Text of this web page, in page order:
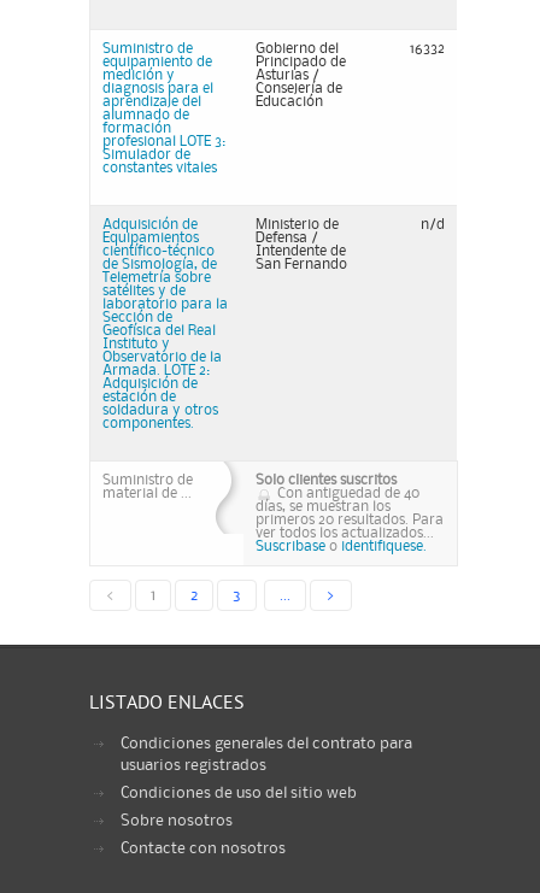
Suministro de
equipamiento de
medición y
diagnosis para el
aprendizaje del
alumnado de
formación
profesional LOTE 3:
Simulador de
constantes vitales
Gobierno del
Principado de
Asturias /
Consejería de
Educación
16332
Adquisición de
Equipamientos
científico-técnico
de Sismología, de
Telemetría sobre
satélites y de
laboratorio para la
Sección de
Geofísica del Real
Instituto y
Observatorio de la
Armada. LOTE 2:
Adquisición de
estación de
soldadura y otros
componentes.
Ministerio de
Defensa /
Intendente de
San Fernando
n/d
Suministro de
material de ...
Solo clientes suscritos
Con antiguedad de 40
días, se muestran los
primeros 20 resultados. Para
ver todos los actualizados...
Suscribase o identifiquese.
< 1 2 3 >
LISTADO ENLACES
Condiciones generales del contrato para
usuarios registrados
Condiciones de uso del sitio web
Sobre nosotros
Contacte con nosotros